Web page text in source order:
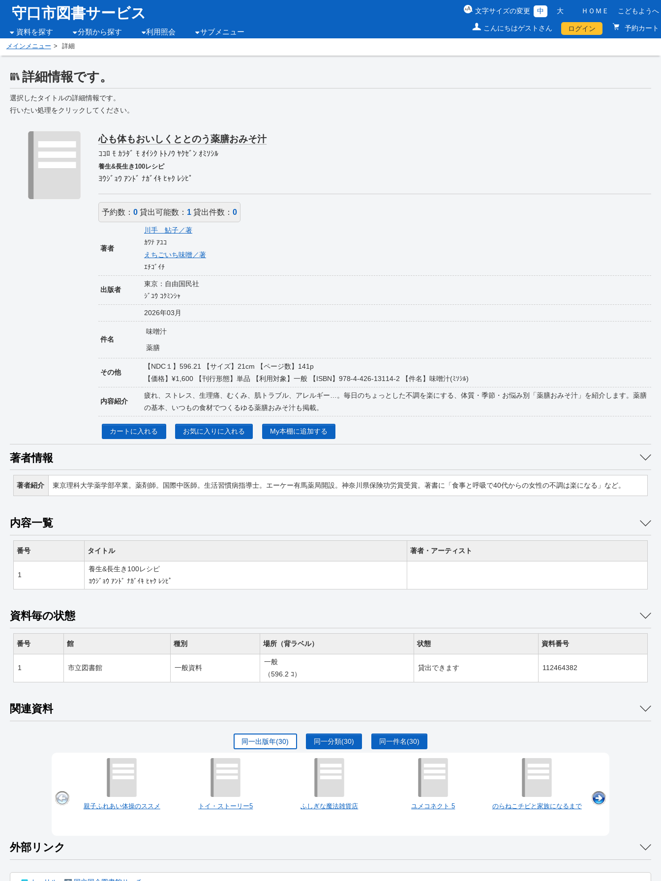
守口市図書サービス
資料を探す 分類から探す 利用照会 サブメニュー
文字サイズの変更 中 大 ＨＯＭＥ こどもようへ
こんにちはゲストさん ログイン 予約カート
メインメニュー 詳細
詳細情報です。
選択したタイトルの詳細情報です。
行いたい処理をクリックしてください。
心も体もおいしくととのう薬膳おみそ汁
ｺｺﾛ ﾓ ｶﾗﾀﾞ ﾓ ｵｲｼｸ ﾄﾄﾉｳ ﾔｸｾﾞﾝ ｵﾐｿｼﾙ
養生&長生き100レシピ
ﾖｳｼﾞｮｳ ｱﾝﾄﾞ ﾅｶﾞｲｷ ﾋｬｸ ﾚｼﾋﾟ
予約数：0 貸出可能数： 1 貸出件数：0
著者
川手 鮎子／著
ｶﾜﾃ ｱﾕｺ
えちごいち味噌／著
ｴﾁｺﾞｲﾁ
出版者
東京：自由国民社
ｼﾞﾕｳ ｺｸﾐﾝｼｬ
2026年03月
件名
味噌汁
薬膳
その他
【NDC１】596.21 【サイズ】21cm 【ページ数】141p
【価格】¥1,600 【刊行形態】単品 【利用対象】一般 【ISBN】978-4-426-13114-2 【件名】味噌汁(ﾐｿｼﾙ)
内容紹介
疲れ、ストレス、生理痛、むくみ、肌トラブル、アレルギー…。毎日のちょっとした不調を楽にする、体質・季節・お悩み別「薬膳おみそ汁」を紹介します。薬膳
の基本、いつもの食材でつくるゆる薬膳おみそ汁も掲載。
カートに入れる お気に入りに入れる My本棚に追加する
著者情報
著者紹介 東京理科大学薬学部卒業。薬剤師。国際中医師。生活習慣病指導士。エーケー有馬薬局開設。神奈川県保険功労賞受賞。著書に「食事と呼吸で40代からの女性の不調は楽になる」など。
内容一覧
番号 タイトル 著者・アーティスト
1
養生&長生き100レシピ
ﾖｳｼﾞｮｳ ｱﾝﾄﾞ ﾅｶﾞｲｷ ﾋｬｸ ﾚｼﾋﾟ
資料毎の状態
番号 館 種別 場所（背ラベル） 状態 資料番号
1 市立図書館 一般資料
一般
（596.2 ｺ）
貸出できます 112464382
関連資料
同一出版年(30) 同一分類(30) 同一件名(30)
親子ふれあい体操のススメ トイ・ストーリー5 ふしぎな魔法雑貨店 ユメコネクト 5 のらねこチビと家族になるまで
外部リンク